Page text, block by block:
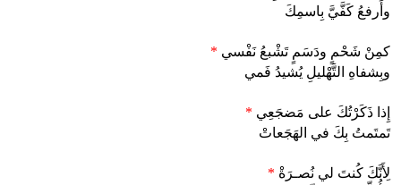
وأَرفعُ كَفَّيَّ بِاسمِكَ
كمِنْ شَحْمٍ ودَسَمٍ تَشْبعُ نَفْسي *
وبِشفاهِ التَّهْليلِ يُشيدُ فَمي
إِذا ذَكَرْتُكَ على مَضجَعِي *
تَمتَمتُ بِكَ في الهَجَعاتْ
لِأَنَّكَ كُنتَ لي نُصـرَةْ *